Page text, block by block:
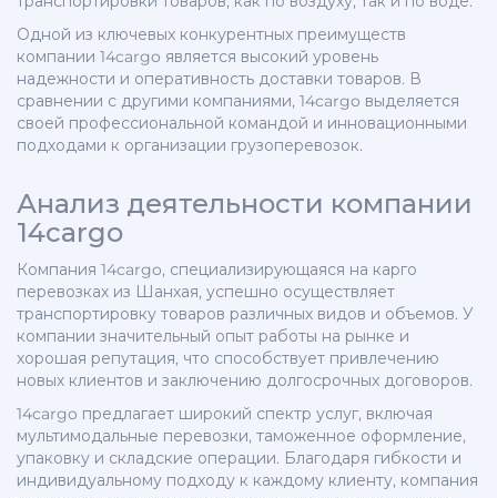
Одной из ключевых конкурентных преимуществ
компании 14cargo является высокий уровень
надежности и оперативность доставки товаров. В
сравнении с другими компаниями, 14cargo выделяется
своей профессиональной командой и инновационными
подходами к организации грузоперевозок.
Анализ деятельности компании
14cargo
Компания 14cargo, специализирующаяся на карго
перевозках из Шанхая, успешно осуществляет
транспортировку товаров различных видов и объемов. У
компании значительный опыт работы на рынке и
хорошая репутация, что способствует привлечению
новых клиентов и заключению долгосрочных договоров.
14cargo предлагает широкий спектр услуг, включая
мультимодальные перевозки, таможенное оформление,
упаковку и складские операции. Благодаря гибкости и
индивидуальному подходу к каждому клиенту, компания